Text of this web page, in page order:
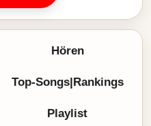
Hören
Top-Songs|Rankings
Playlist